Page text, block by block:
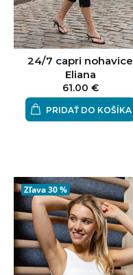
24/7 capri nohavice
Eliana
61.00 €
PRIDAŤ DO KOŠÍKA
Zľava30 %